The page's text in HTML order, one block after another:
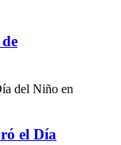
el Día